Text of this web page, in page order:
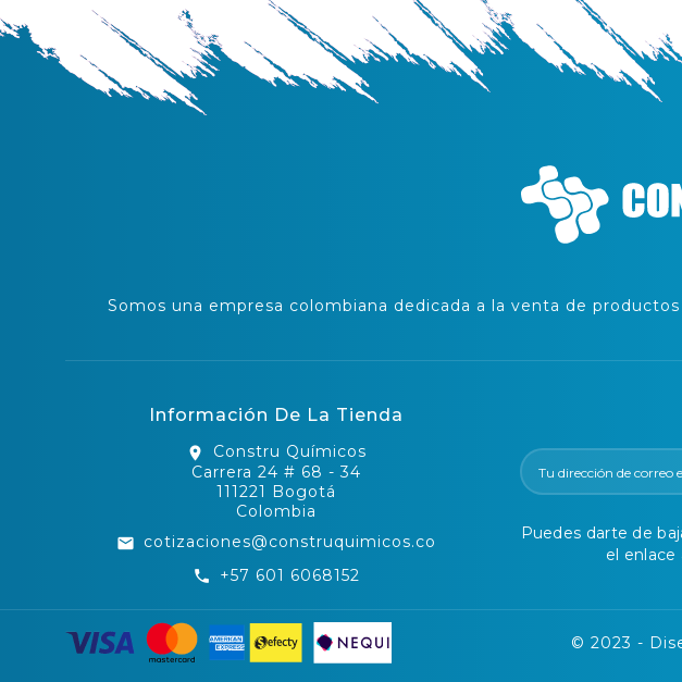
Somos una empresa colombiana dedicada a la venta de
Información De La Tienda
location_on
Constru Químicos
Carrera 24 # 68 - 34
111221 Bogotá
Colombia
email cotizaciones@construquimicos.co
call +57 601 6068152
Puedes darte de
el enlace
© 2023 -